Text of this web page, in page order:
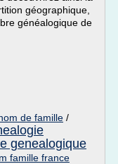
géographique,
généalogique de
de famille /
genealogique
famille france